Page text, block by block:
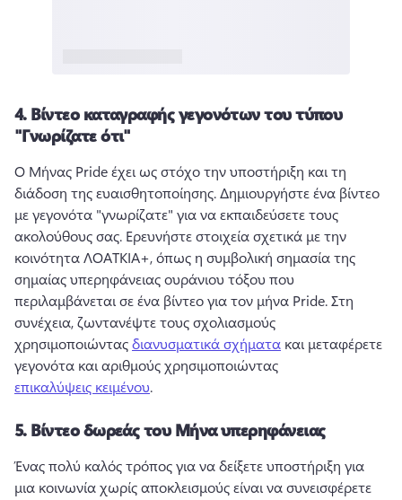
4. Βίντεο καταγραφής γεγονότων του τύπου
"Γνωρίζατε ότι"
Ο Μήνας Pride έχει ως στόχο την υποστήριξη και τη
διάδοση της ευαισθητοποίησης. Δημιουργήστε ένα βίντεο
με γεγονότα "γνωρίζατε" για να εκπαιδεύσετε τους
ακολούθους σας. Ερευνήστε στοιχεία σχετικά με την
κοινότητα ΛΟΑΤΚΙΑ+, όπως η συμβολική σημασία της
σημαίας υπερηφάνειας ουράνιου τόξου που
περιλαμβάνεται σε ένα βίντεο για τον μήνα Pride. Στη
συνέχεια, ζωντανέψτε τους σχολιασμούς
χρησιμοποιώντας διανυσματικά σχήματα και μεταφέρετε
γεγονότα και αριθμούς χρησιμοποιώντας
επικαλύψεις κειμένου.
5. Βίντεο δωρεάς του Μήνα υπερηφάνειας
Ένας πολύ καλός τρόπος για να δείξετε υποστήριξη για
μια κοινωνία χωρίς αποκλεισμούς είναι να συνεισφέρετε